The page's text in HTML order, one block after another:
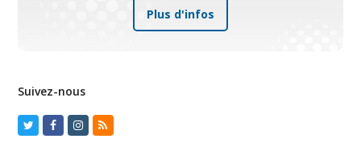
Plus d'infos
Suivez-nous
TwitterFacebook
Instagram
RSS